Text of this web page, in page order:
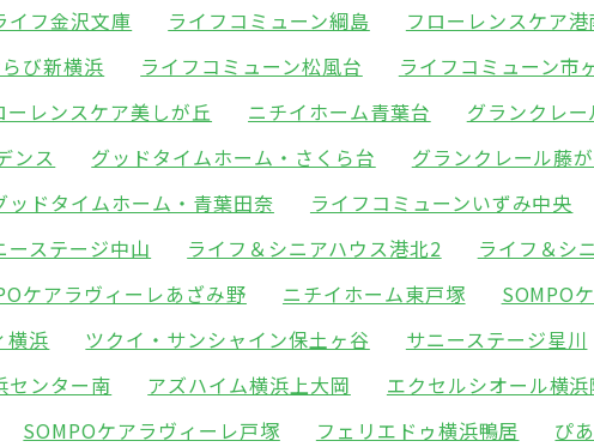
イフ金沢文庫 ライフコミューン綱島 フローレンスケア港
び新横浜 ライフコミューン松風台 ライフコミューン市
ーレンスケア美しが丘 ニチイホーム青葉台 グランクレ
ンス
グッドタイムホーム・さくら台
グランクレール藤
ッドタイムホーム・青葉田奈 ライフコミューンいずみ中央
ーステージ中山 ライフ＆シニアハウス港北2 ライフ＆シ
ケアラヴィーレあざみ野 ニチイホーム東戸塚
SOMPO
横浜 ツクイ・サンシャイン保土ヶ谷 サニーステージ星川
センター南 アズハイム横浜上大岡
エクセルシオール横
SOMPOケアラヴィーレ戸塚 フェリエドゥ横浜鴨居 ぴ